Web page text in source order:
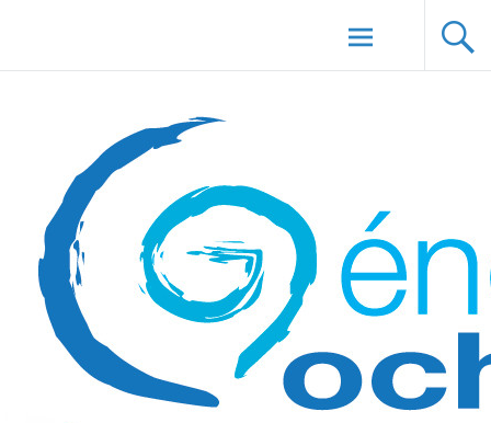
Aller au
contenu
principal